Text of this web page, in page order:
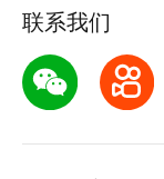
联系我们